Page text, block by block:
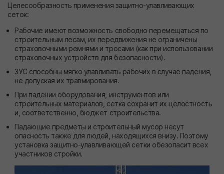
Целесообразность применения защитно-улавливающих
сеток:
Рабочие имеют возможность свободно перемещаться по
строительным лесам, их передвижения не ограничены
страховочными ремнями и тросами (как при использовании
страховочных устройств для безопасности).
ЗУС способны мягко улавливать рабочих в случае падения,
не допуская их травмирования.
При падении оборудования, инструментов или
строительных материалов, сетка сохранит их целостность
и, соответственно, бюджет строительства.
Падающие предметы и строительный мусор несут
опасность также для людей, находящихся внизу. Поэтому
установка защитно-улавливающей сетки обезопасит всех
участников стройки.